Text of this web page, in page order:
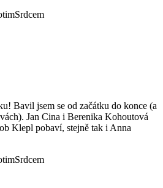
Bavil jsem se od začátku do konce (a
Jan Cina i Berenika Kohoutová
Klepl pobaví, stejně tak i Anna